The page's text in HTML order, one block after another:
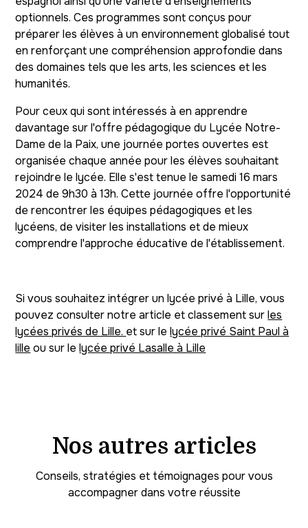
optionnels. Ces programmes sont conçus pour
préparer les élèves à un environnement globalisé tout
en renforçant une compréhension approfondie dans
des domaines tels que les arts, les sciences et les
humanités.
Pour ceux qui sont intéressés à en apprendre
davantage sur l'offre pédagogique du Lycée Notre-
Dame de la Paix, une journée portes ouvertes est
organisée chaque année pour les élèves souhaitant
rejoindre le lycée. Elle s'est tenue le samedi 16 mars
2024 de 9h30 à 13h. Cette journée offre l'opportunité
de rencontrer les équipes pédagogiques et les
lycéens, de visiter les installations et de mieux
comprendre l'approche éducative de l'établissement.
Si vous souhaitez intégrer un lycée privé à Lille, vous
pouvez consulter notre article et classement surles
lycées privés de Lille. et sur lelycée privé Saint Paul à
lille ou sur lelycée privé Lasalle à Lille
Nos autres articles
Conseils, stratégies et témoignages pour vous
accompagner dans votre réussite